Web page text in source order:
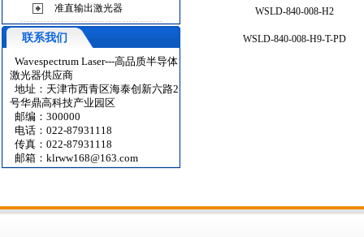
准直输出激光器
联系我们
Wavespectrum Laser---高品质半导体
激光器供应商
地址：天津市西青区海泰创新六路2
号华鼎高科技产业园区
邮编：300000
电话：022-87931118
传真：022-87931118
邮箱： klrww168@163.com
WSLD-840-008-H2
WSLD-840-008-H9-T-PD